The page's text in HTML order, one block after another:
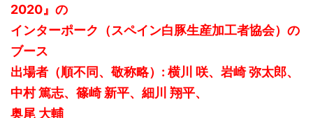
2020』の
インターポーク（スペイン白豚生産加工者協会）の
ブース
出場者（順不同、敬称略）: 横川 咲、岩崎 弥太郎、
中村 篤志、篠崎 新平、細川 翔平、
奥尾 大輔